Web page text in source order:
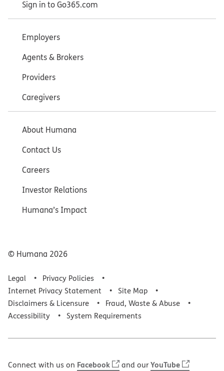
Sign in to Go365.com
Employers
Agents & Brokers
Providers
Caregivers
About Humana
Contact Us
Careers
Investor Relations
Humana’s Impact
© Humana 2026
Legal
Privacy Policies
Internet Privacy Statement
Site Map
Disclaimers & Licensure
Fraud, Waste & Abuse
Accessibility
System Requirements
Connect with us on Facebook and ourYouTube